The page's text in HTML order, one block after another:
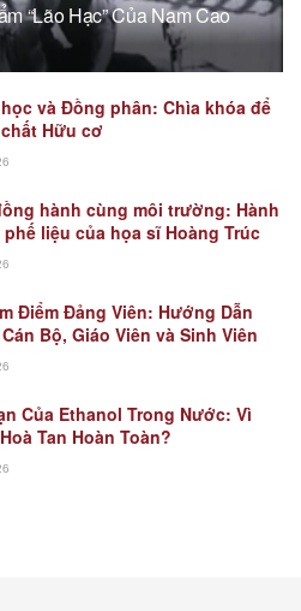
“Lão Hạc” Của Nam Cao
và Đồng phân: Chìa khóa để
Hữu cơ
hành cùng môi trường: Hành
liệu của họa sĩ Hoàng Trúc
Điểm Đảng Viên: Hướng Dẫn
Bộ, Giáo Viên và Sinh Viên
Của Ethanol Trong Nước: Vì
Tan Hoàn Toàn?